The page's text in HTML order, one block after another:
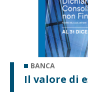
BANCA
Il valore di